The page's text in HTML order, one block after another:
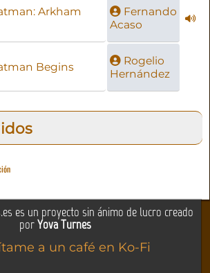
Arkham
Fernando
Acaso
Begins
Rogelio
Hernández
es un proyecto sin ánimo de lucro creado
porYova Turnes
a un café en Ko-Fi